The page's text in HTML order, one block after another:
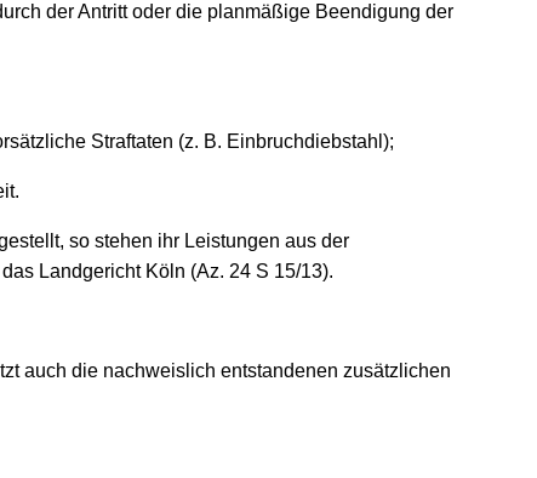
der Antritt oder die planmäßige Beendigung der
Straftaten (z. B. Einbruchdiebstahl);
so stehen ihr Leistungen aus der
Landgericht Köln (Az. 24 S 15/13).
auch die nachweislich entstandenen zusätzlichen